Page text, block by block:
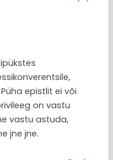
epistlit ei või
on vastu
vastu astuda,
jne jne.